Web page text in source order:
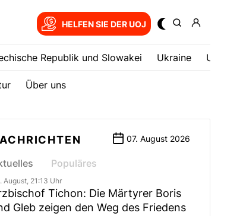
HELFEN SIE DER UOJ
Republik und Slowakei Ukrainе USA
Über uns
07. August 2026
Populäres
August, 21:13 Uhr
Tichon: Die Märtyrer Boris
Gleb zeigen den Weg des Friedens